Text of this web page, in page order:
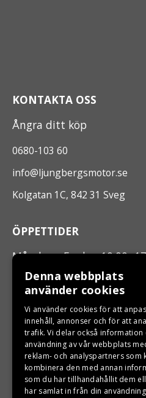
KONTAKTA OSS
Ångra ditt köp
0680-103 60
info@ljungbergsmotor.se
Kolgatan 1C, 842 31 Sveg
ÖPPETTIDER
Måndag - Fredag 10.00 -
LJUNGBERGS MOTOR
Din BRP återförsäljare i
Denna webbplats
använder cookies
Vi använder cookies för att
innehåll, annonser och för att
trafik. Vi delar också information
användning av vår webbplats
reklam- och analyspartners som
kombinera den med annan
som du har tillhandahållit dem
har samlat in från din